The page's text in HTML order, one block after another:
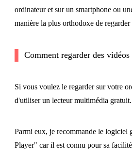
ordinateur et sur un smartphone ou
manière la plus orthodoxe de
Comment regarder des vidéos
Si vous voulez le regarder sur votre
d'utiliser un lecteur multimédia gratuit.
Parmi eux, je recommande le
Player" car il est connu pour sa